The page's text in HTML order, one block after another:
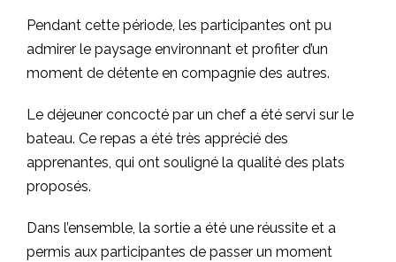
Pendant cette période, les participantes ont pu
admirer le paysage environnant et profiter d’un
moment de détente en compagnie des autres.
Le déjeuner concocté par un chef a été servi sur le
bateau. Ce repas a été très apprécié des
apprenantes, qui ont souligné la qualité des plats
proposés.
Dans l’ensemble, la sortie a été une réussite et a
permis aux participantes de passer un moment